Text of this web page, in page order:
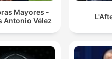
Mayores -
Antonio Vélez